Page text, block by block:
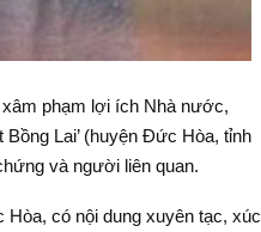
xâm phạm lợi ích Nhà nước,
Lai’ (huyện Đức Hòa, tỉnh
và người liên quan.
có nội dung xuyên tạc, xúc